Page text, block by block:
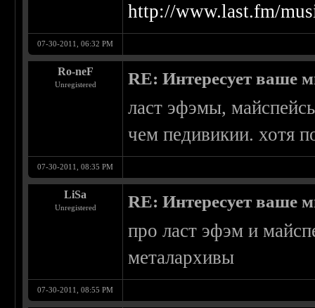
http://www.last.fm/
07-30-2011, 06:32 PM
Ro-neF
Unregistered RE: Интересует ваше
ласт эфэмы,
чем педивикии. хотя
07-30-2011, 08:35 PM
LiSa
Unregistered RE: Интересует ваше
про ласт эфэм и
металархивы
07-30-2011, 08:55 PM